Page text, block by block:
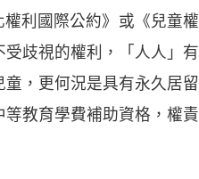
利國際公約》或《兒童權
歧視的權利，「人人」有
，更何況是具有永久居留
教育學費補助資格，權責